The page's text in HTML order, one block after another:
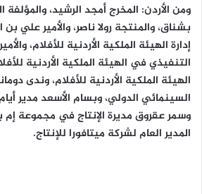
ومن الأردن: المخرج أمجد الرشيد،
بشناق، والمنتجة رولا ناصر، والأمير
إدارة الهيئة الملكية الأردنية للأفلام،
التنفيذي في الهيئة الملكية الأردنية
الهيئة الملكية الأردنية للأفلام، وندى
السينمائي الدولي، وبسام الأسعد مدير
وسمر عقروق مديرة الإنتاج في مجموعة
المدير العام لشركة ميتافورا للإنتاج.